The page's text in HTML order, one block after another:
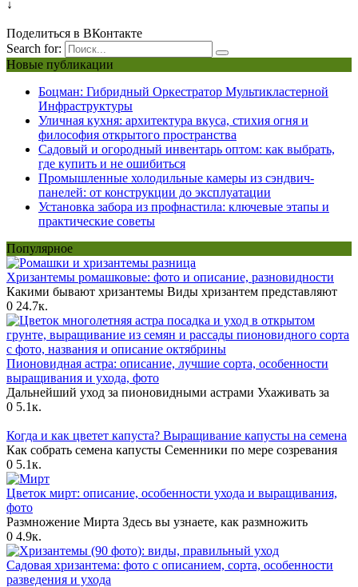
↓
Поделиться в ВКонтакте
Search for:
Новые публикации
Боцман: Гибридный Оркестратор Мультикластерной
Инфраструктуры
Уличная кухня: архитектура вкуса, стихия огня и
философия открытого пространства
Садовый и огородный инвентарь оптом: как выбрать,
где купить и не ошибиться
Промышленные холодильные камеры из сэндвич-
панелей: от конструкции до эксплуатации
Установка забора из профнастила: ключевые этапы и
практические советы
Популярное
Хризантемы ромашковые: фото и описание, разновидности
Какими бывают хризантемы Виды хризантем представляют
0 24.7к.
Пионовидная астра: описание, лучшие сорта, особенности
выращивания и ухода, фото
Дальнейший уход за пионовидными астрами Ухаживать за
0 5.1к.
Когда и как цветет капуста? Выращивание капусты на семена
Как собрать семена капусты Семенники по мере созревания
0 5.1к.
Цветок мирт: описание, особенности ухода и выращивания,
фото
Размножение Мирта Здесь вы узнаете, как размножить
0 4.9к.
Садовая хризантема: фото с описанием, сорта, особенности
разведения и ухода